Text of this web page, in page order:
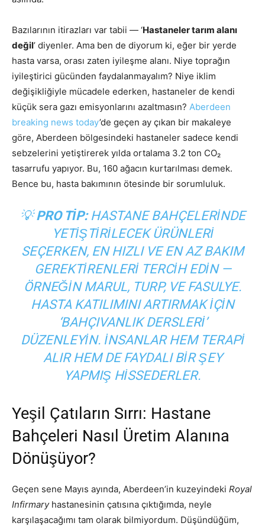
Bazılarının itirazları var tabii — ‘Hastaneler tarım alanı
değil’ diyenler. Ama ben de diyorum ki, eğer bir yerde
hasta varsa, orası zaten iyileşme alanı. Niye toprağın
iyileştirici gücünden faydalanmayalım? Niye iklim
değişikliğiyle mücadele ederken, hastaneler de kendi
küçük sera gazı emisyonlarını azaltmasın? Aberdeen
breaking news today’de geçen ay çıkan bir makaleye
göre, Aberdeen bölgesindeki hastaneler sadece kendi
sebzelerini yetiştirerek yılda ortalama 3.2 ton CO₂
tasarrufu yapıyor. Bu, 160 ağacın kurtarılması demek.
Bence bu, hasta bakımının ötesinde bir sorumluluk.
💡PRO TIP:HASTANE BAHÇELERINDE
YETIŞTIRILECEK ÜRÜNLERI
SEÇERKEN, EN HIZLI VE EN AZ BAKIM
GEREKTIRENLERI TERCIH EDIN —
ÖRNEĞIN MARUL, TURP, VE FASULYE.
HASTA KATILIMINI ARTIRMAK IÇIN
‘BAHÇIVANLIK DERSLERI’
DÜZENLEYIN. İNSANLAR HEM TERAPI
ALIR HEM DE FAYDALI BIR ŞEY
YAPMIŞ HISSEDERLER.
Yeşil Çatıların Sırrı: Hastane
Bahçeleri Nasıl Üretim Alanına
Dönüşüyor?
Geçen sene Mayıs ayında, Aberdeen’in kuzeyindeki Royal
Infirmaryhastanesinin çatısına çıktığımda, neyle
karşılaşacağımı tam olarak bilmiyordum. Düşündüğüm,